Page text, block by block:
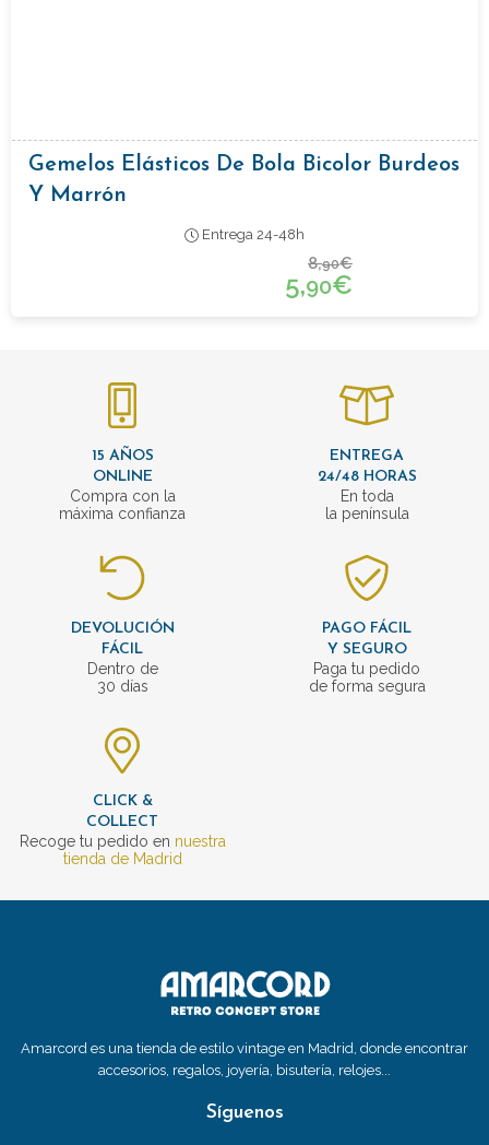
Gemelos Elásticos De Bola Bicolor Burdeos
Y Marrón
Entrega 24-48h
8,90€
5,90€
15 AÑOS
ONLINE
Compra con la
máxima confianza
ENTREGA
24/48 HORAS
En toda
la península
DEVOLUCIÓN
FÁCIL
Dentro de
30 días
PAGO FÁCIL
Y SEGURO
Paga tu pedido
de forma segura
CLICK &
COLLECT
Recoge tu pedido en nuestra
tienda de Madrid
Amarcord es una tienda de estilo vintage en Madrid, donde encontrar
accesorios, regalos, joyería, bisutería, relojes...
Síguenos